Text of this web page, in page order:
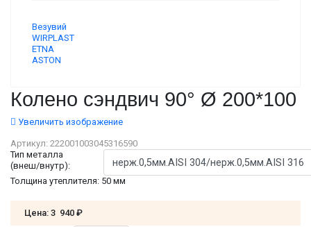
Везувий
WIRPLAST
ETNA
ASTON
Колено сэндвич 90° Ø 200*100
Увеличить изображение
Артикул: 222001003045316590
Тип металла
(внеш/внутр):
Толщина утеплителя: 50 мм
Цена: 3 940 ₽